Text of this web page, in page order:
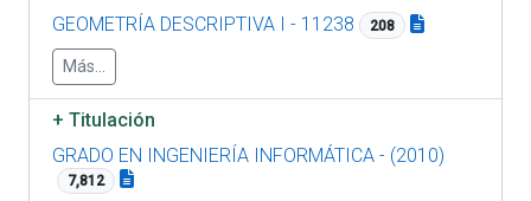
GEOMETRÍA DESCRIPTIVA I - 11238 208
Más...
+Titulación
GRADO EN INGENIERÍA INFORMÁTICA - (2010)
7,812